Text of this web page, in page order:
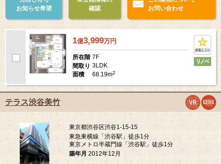
お知らせ希望
確認
お問い合わせ
1億3,999万円
所在階 7F
間取り 3LDK
面積
68.19m2
テラス渋谷美竹
東京都渋谷区渋谷1-15-15
東急東横線「渋谷駅」徒歩1分
東京メトロ半蔵門線「渋谷駅」徒歩1分
築年月 2012年12月